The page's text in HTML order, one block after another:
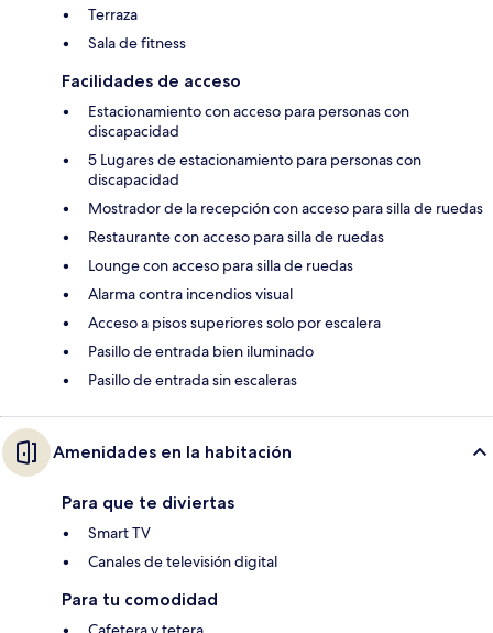
Terraza
Sala de fitness
Facilidades de acceso
Estacionamiento con acceso para personas con
discapacidad
5 Lugares de estacionamiento para personas con
discapacidad
Mostrador de la recepción con acceso para silla de ruedas
Restaurante con acceso para silla de ruedas
Lounge con acceso para silla de ruedas
Alarma contra incendios visual
Acceso a pisos superiores solo por escalera
Pasillo de entrada bien iluminado
Pasillo de entrada sin escaleras
Amenidades en la habitación
Para que te diviertas
Smart TV
Canales de televisión digital
Para tu comodidad